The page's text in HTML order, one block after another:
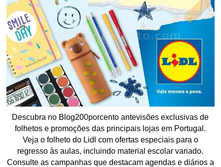
Descubra no Blog200porcento antevisões exclusivas de
folhetos e promoções das principais lojas em Portugal.
Veja o folheto do Lidl com ofertas especiais para o
regresso às aulas, incluindo material escolar variado.
Consulte as campanhas que destacam agendas e diários a